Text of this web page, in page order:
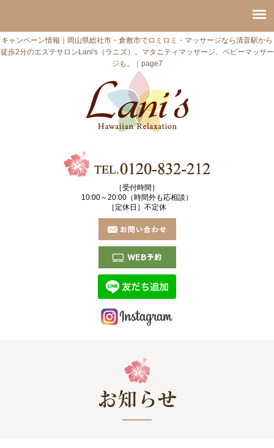
キャンペーン情報｜岡山県総社市・倉敷市でロミロミ・マッサージなら清音駅から
徒歩2分のエステサロンLani's（ラニズ）。マタニティマッサージ、ベビーマッサー
ジも。｜page7
［受付時間］
10:00～20:00（時間外も応相談）
［定休日］不定休
お知らせ